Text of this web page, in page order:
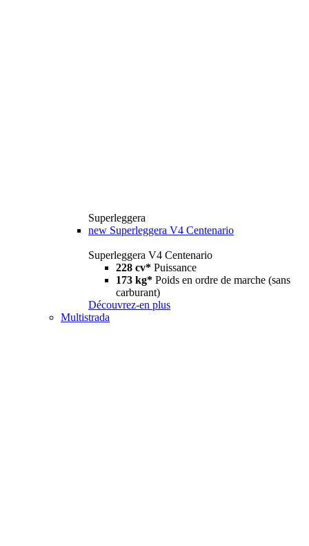
Superleggera
new Superleggera V4 Centenario
Superleggera V4 Centenario
228 cv* Puissance
173 kg* Poids en ordre de marche (sans
carburant)
Découvrez-en plus
Multistrada